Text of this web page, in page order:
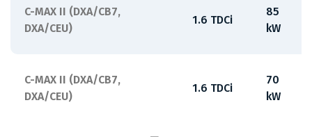
C-MAX II (DXA/CB7,
DXA/CEU)
1.6 TDCi
85
kW
C-MAX II (DXA/CB7,
DXA/CEU)
1.6 TDCi
70
kW